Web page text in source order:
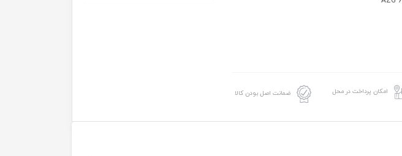
امکان پرداخت در محل ضمانت اصل بودن کالا